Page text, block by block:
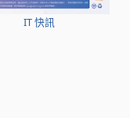
IT 快訊